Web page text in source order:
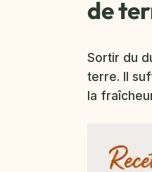
de
Sortir du
terre. Il
la